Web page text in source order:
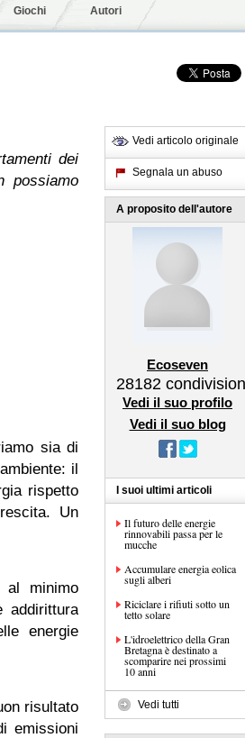
Giochi Autori
dei
possiamo
sia di
il
rispetto
Un
al minimo
addirittura
energie
risultato
emissioni
Vedi articolo originale
Segnala un abuso
A proposito dell'autore
Ecoseven
28182
Vedi il suo profilo
Vedi il suo blog
I suoi ultimi articoli
Il futuro delle energie
rinnovabili passa per le
mucche
Accumulare energia eolica
sugli alberi
Riciclare i rifiuti sotto un
tetto solare
L'idroelettrico della Gran
Bretagna è destinato a
scomparire nei prossimi
10 anni
Vedi tutti